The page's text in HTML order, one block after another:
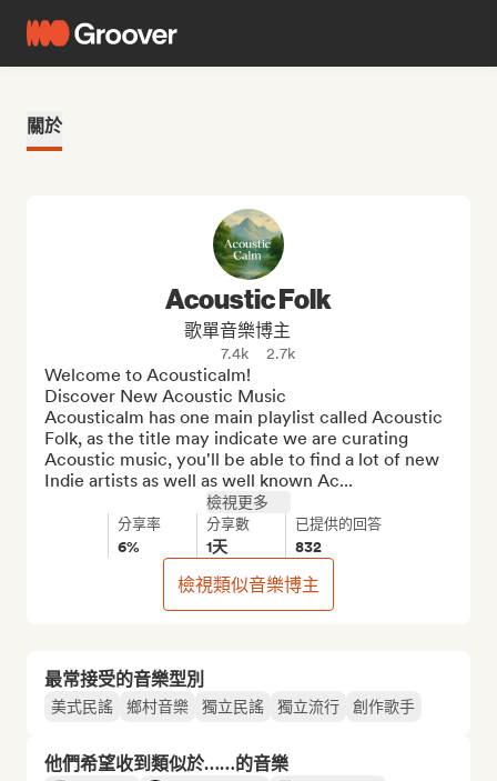
關於
最常接受的音樂型別
美式民謠 鄉村音樂 獨立民謠 獨立流行 創作歌手
他們希望收到類似於……的音樂
Acoustic Folk
歌單音樂博主
7.4k 2.7k
Welcome to Acousticalm!
Discover New Acoustic Music
Acousticalm has one main playlist called Acoustic
Folk, as the title may indicate we are curating
Acoustic music, you'll be able to find a lot of new
Indie artists as well as well known Ac...
檢視更多
分享率
6%
分享數
1天
已提供的回答
832
檢視類似音樂博主